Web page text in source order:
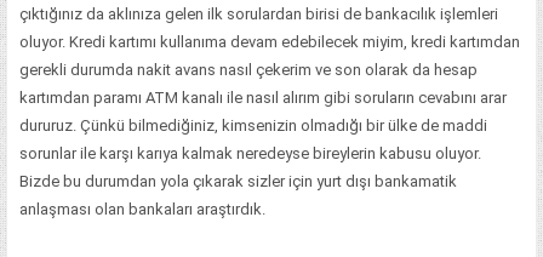
çıktığınız da aklınıza gelen ilk sorulardan birisi de bankacılık işlemleri
oluyor. Kredi kartımı kullanıma devam edebilecek miyim, kredi kartımdan
gerekli durumda nakit avans nasıl çekerim ve son olarak da hesap
kartımdan paramı ATM kanalı ile nasıl alırım gibi soruların cevabını arar
dururuz. Çünkü bilmediğiniz, kimsenizin olmadığı bir ülke de maddi
sorunlar ile karşı karıya kalmak neredeyse bireylerin kabusu oluyor.
Bizde bu durumdan yola çıkarak sizler için yurt dışı bankamatik
anlaşması olan bankaları araştırdık.